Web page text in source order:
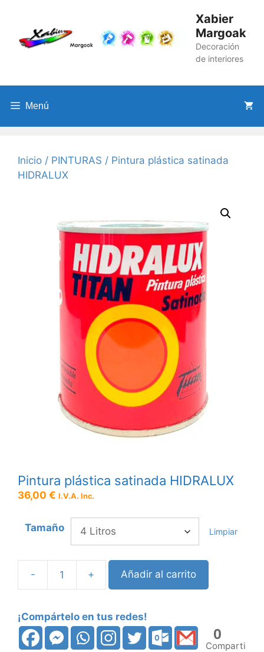
contenido
Xabier
Margoak
Decoración
de interiores
Menú
Inicio / PINTURAS / Pintura plástica satinada
HIDRALUX
Pintura plástica satinada HIDRALUX
36,00 € I.V.A. Inc.
Tamaño Limpiar
-
Pintura
satinada
HIDRALUX
cantidad
+ Añadir al carrito
¡Compártelo en tus redes!
0
Compartidos